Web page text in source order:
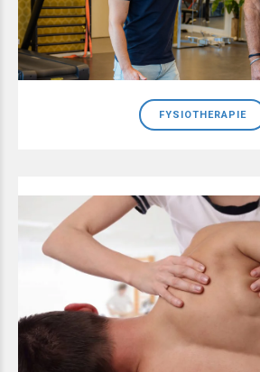
FYSIOTHERAPIE